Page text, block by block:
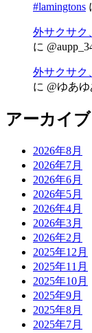
#lamingtons
外サクサク
に
外サクサク
に @ゆあゆ
アーカイブ
2026年8月
2026年7月
2026年6月
2026年5月
2026年4月
2026年3月
2026年2月
2025年12月
2025年11月
2025年10月
2025年9月
2025年8月
2025年7月